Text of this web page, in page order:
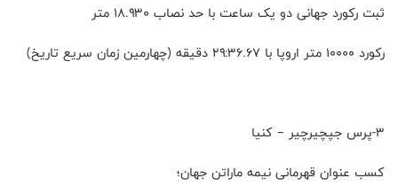
ثبت رکورد جهانی دو یک ساعت با حد نصاب ۱۸.۹۳۰ متر
رکورد ۱۰۰۰۰ متر اروپا با ۲۹:۳۶.۶۷ دقیقه (چهارمین زمان سریع تاریخ)
۳-پرس جپچیرچیر – کنیا
کسب عنوان قهرمانی نیمه ماراتن جهان؛